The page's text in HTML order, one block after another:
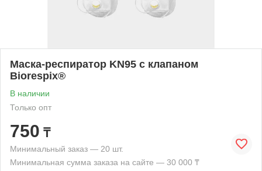
Маска-респиратор KN95 c клапаном
Biorespix®
В наличии
Только опт
750 ₸
Минимальный заказ — 20 шт.
Минимальная сумма заказа на сайте — 30 000 ₸